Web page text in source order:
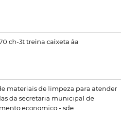
ch-3t treina caixeta âa
materiais de limpeza para atender
da secretaria municipal de
economico - sde